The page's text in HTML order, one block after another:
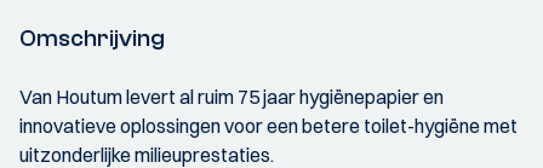
Omschrijving
Van Houtum levert al ruim 75 jaar hygiënepapier en
innovatieve oplossingen voor een betere toilet-hygiëne met
uitzonderlijke milieuprestaties.